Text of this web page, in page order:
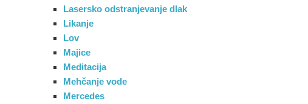
Lasersko odstranjevanje dlak
Likanje
Lov
Majice
Meditacija
Mehčanje vode
Mercedes